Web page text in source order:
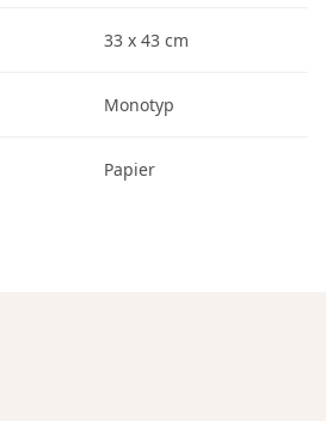
33 x 43 cm
Monotyp
Papier